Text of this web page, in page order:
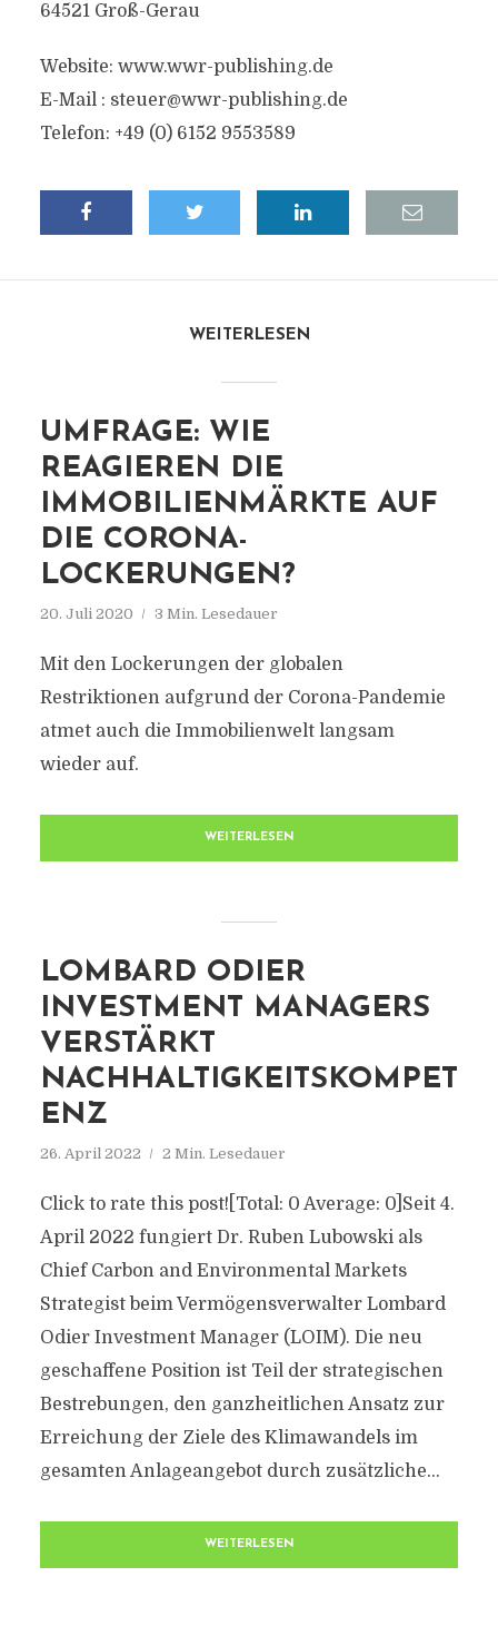
64521 Groß-Gerau
Website: www.wwr-publishing.de
E-Mail : steuer@wwr-publishing.de
Telefon: +49 (0) 6152 9553589
WEITERLESEN
UMFRAGE: WIE
REAGIEREN DIE
IMMOBILIENMÄRKTE AUF
DIE CORONA-
LOCKERUNGEN?
20. Juli 2020 3 Min. Lesedauer
Mit den Lockerungen der globalen
Restriktionen aufgrund der Corona-Pandemie
atmet auch die Immobilienwelt langsam
wieder auf.
WEITERLESEN
LOMBARD ODIER
INVESTMENT MANAGERS
VERSTÄRKT
NACHHALTIGKEITSKOMPET
ENZ
26. April 2022 2 Min. Lesedauer
Click to rate this post![Total: 0 Average: 0]Seit 4.
April 2022 fungiert Dr. Ruben Lubowski als
Chief Carbon and Environmental Markets
Strategist beim Vermögensverwalter Lombard
Odier Investment Manager (LOIM). Die neu
geschaffene Position ist Teil der strategischen
Bestrebungen, den ganzheitlichen Ansatz zur
Erreichung der Ziele des Klimawandels im
gesamten Anlageangebot durch zusätzliche...
WEITERLESEN